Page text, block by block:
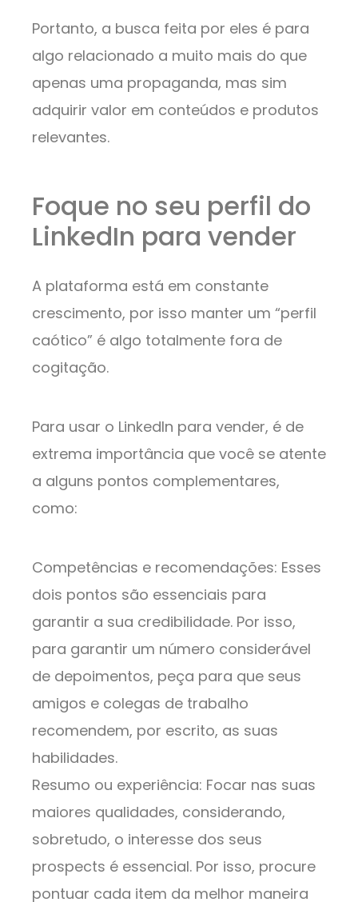
Portanto, a busca feita por eles é para
algo relacionado a muito mais do que
apenas uma propaganda, mas sim
adquirir valor em conteúdos e produtos
relevantes.
Foque no seu perfil do
LinkedIn para vender
A plataforma está em constante
crescimento, por isso manter um “perfil
caótico” é algo totalmente fora de
cogitação.
Para usar o LinkedIn para vender, é de
extrema importância que você se atente
a alguns pontos complementares,
como:
Competências e recomendações: Esses
dois pontos são essenciais para
garantir a sua credibilidade. Por isso,
para garantir um número considerável
de depoimentos, peça para que seus
amigos e colegas de trabalho
recomendem, por escrito, as suas
habilidades.
Resumo ou experiência: Focar nas suas
maiores qualidades, considerando,
sobretudo, o interesse dos seus
prospects é essencial. Por isso, procure
pontuar cada item da melhor maneira